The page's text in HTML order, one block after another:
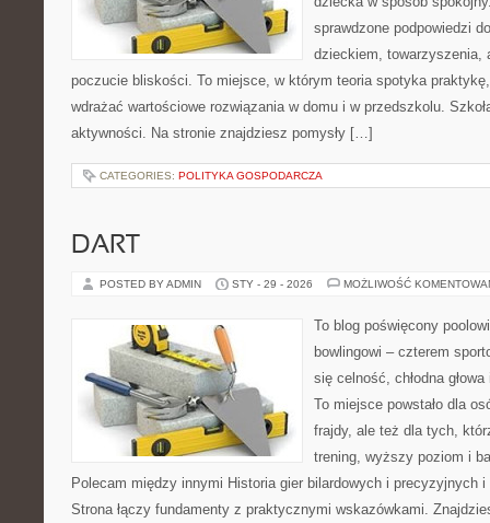
sprawdzone podpowiedzi
dzieckiem, towarzyszenia,
poczucie bliskości. To miejsce, w którym teoria spotyka
wdrażać wartościowe rozwiązania w domu i w przedszkolu.
aktywności. Na stronie znajdziesz pomysły […]
CATEGORIES: POLITYKA GOSPODARCZA
DART
POSTED BY ADMIN STY - 29 - 2026 MOŻLIWOŚĆ
To blog poświęcony
bowlingowi – czterem
się celność, chłodna
To miejsce powstało dla
frajdy, ale też dla tych,
trening, wyższy poziom i
Polecam między innymi Historia gier bilardowych i precyzyjnych
Strona łączy fundamenty z praktycznymi wskazówkami.